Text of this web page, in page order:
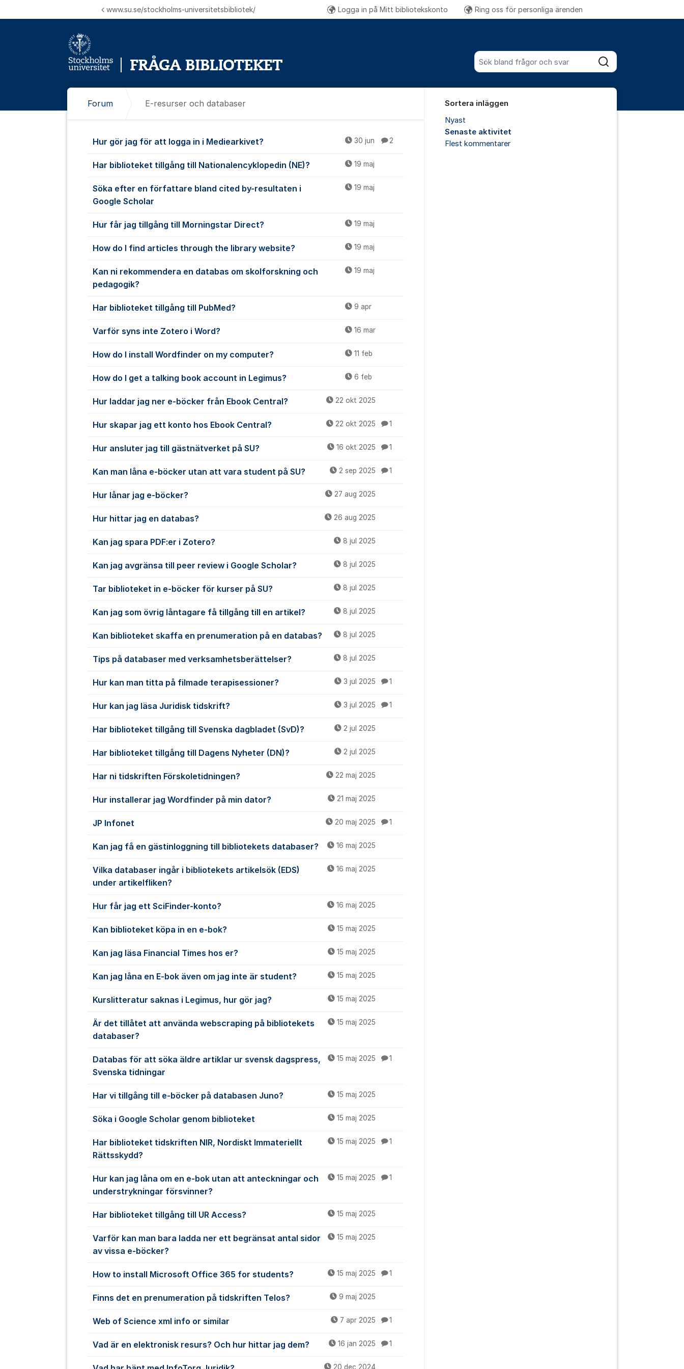
Sök bland alla inlägg
Sök
www.su.se/stockholms-universitetsbibliotek/ Logga in på Mitt bibliotekskonto Ring oss för personliga ärendenFler supportlänkar
Forum E-resurser och databaser
E-resurser och databaser
Hur gör jag för att logga in i Mediearkivet? 30 jun 2
Har biblioteket tillgång till Nationalencyklopedin (NE)? 19 maj
Söka efter en författare bland cited by-resultaten i
Google Scholar
19 maj
Hur får jag tillgång till Morningstar Direct? 19 maj
How do I find articles through the library website? 19 maj
Kan ni rekommendera en databas om skolforskning och
pedagogik?
19 maj
Har biblioteket tillgång till PubMed? 9 apr
Varför syns inte Zotero i Word? 16 mar
How do I install Wordfinder on my computer? 11 feb
How do I get a talking book account in Legimus? 6 feb
Hur laddar jag ner e-böcker från Ebook Central? 22 okt 2025
Hur skapar jag ett konto hos Ebook Central? 22 okt 2025 1
Hur ansluter jag till gästnätverket på SU? 16 okt 2025 1
Kan man låna e-böcker utan att vara student på SU? 2 sep 2025 1
Hur lånar jag e-böcker? 27 aug 2025
Hur hittar jag en databas? 26 aug 2025
Kan jag spara PDF:er i Zotero? 8 jul 2025
Kan jag avgränsa till peer review i Google Scholar? 8 jul 2025
Tar biblioteket in e-böcker för kurser på SU? 8 jul 2025
Kan jag som övrig låntagare få tillgång till en artikel? 8 jul 2025
Kan biblioteket skaffa en prenumeration på en databas? 8 jul 2025
Tips på databaser med verksamhetsberättelser? 8 jul 2025
Hur kan man titta på filmade terapisessioner? 3 jul 2025 1
Hur kan jag läsa Juridisk tidskrift? 3 jul 2025 1
Har biblioteket tillgång till Svenska dagbladet (SvD)? 2 jul 2025
Har biblioteket tillgång till Dagens Nyheter (DN)? 2 jul 2025
Har ni tidskriften Förskoletidningen? 22 maj 2025
Hur installerar jag Wordfinder på min dator? 21 maj 2025
JP Infonet 20 maj 2025 1
Kan jag få en gästinloggning till bibliotekets databaser? 16 maj 2025
Vilka databaser ingår i bibliotekets artikelsök (EDS)
under artikelfliken?
16 maj 2025
Hur får jag ett SciFinder-konto? 16 maj 2025
Kan biblioteket köpa in en e-bok? 15 maj 2025
Kan jag läsa Financial Times hos er? 15 maj 2025
Kan jag låna en E-bok även om jag inte är student? 15 maj 2025
Kurslitteratur saknas i Legimus, hur gör jag? 15 maj 2025
Är det tillåtet att använda webscraping på bibliotekets
databaser?
15 maj 2025
Databas för att söka äldre artiklar ur svensk dagspress,
Svenska tidningar
15 maj 2025 1
Har vi tillgång till e-böcker på databasen Juno? 15 maj 2025
Söka i Google Scholar genom biblioteket 15 maj 2025
Har biblioteket tidskriften NIR, Nordiskt Immateriellt
Rättsskydd?
15 maj 2025 1
Hur kan jag låna om en e-bok utan att anteckningar och
understrykningar försvinner?
15 maj 2025 1
Har biblioteket tillgång till UR Access? 15 maj 2025
Varför kan man bara ladda ner ett begränsat antal sidor
av vissa e-böcker?
15 maj 2025
How to install Microsoft Office 365 for students? 15 maj 2025 1
Finns det en prenumeration på tidskriften Telos? 9 maj 2025
Web of Science xml info or similar 7 apr 2025 1
Vad är en elektronisk resurs? Och hur hittar jag dem? 16 jan 2025 1
20 dec 2024
Sortera inläggen
Nyast
Senaste aktivitet
Flest kommentarer